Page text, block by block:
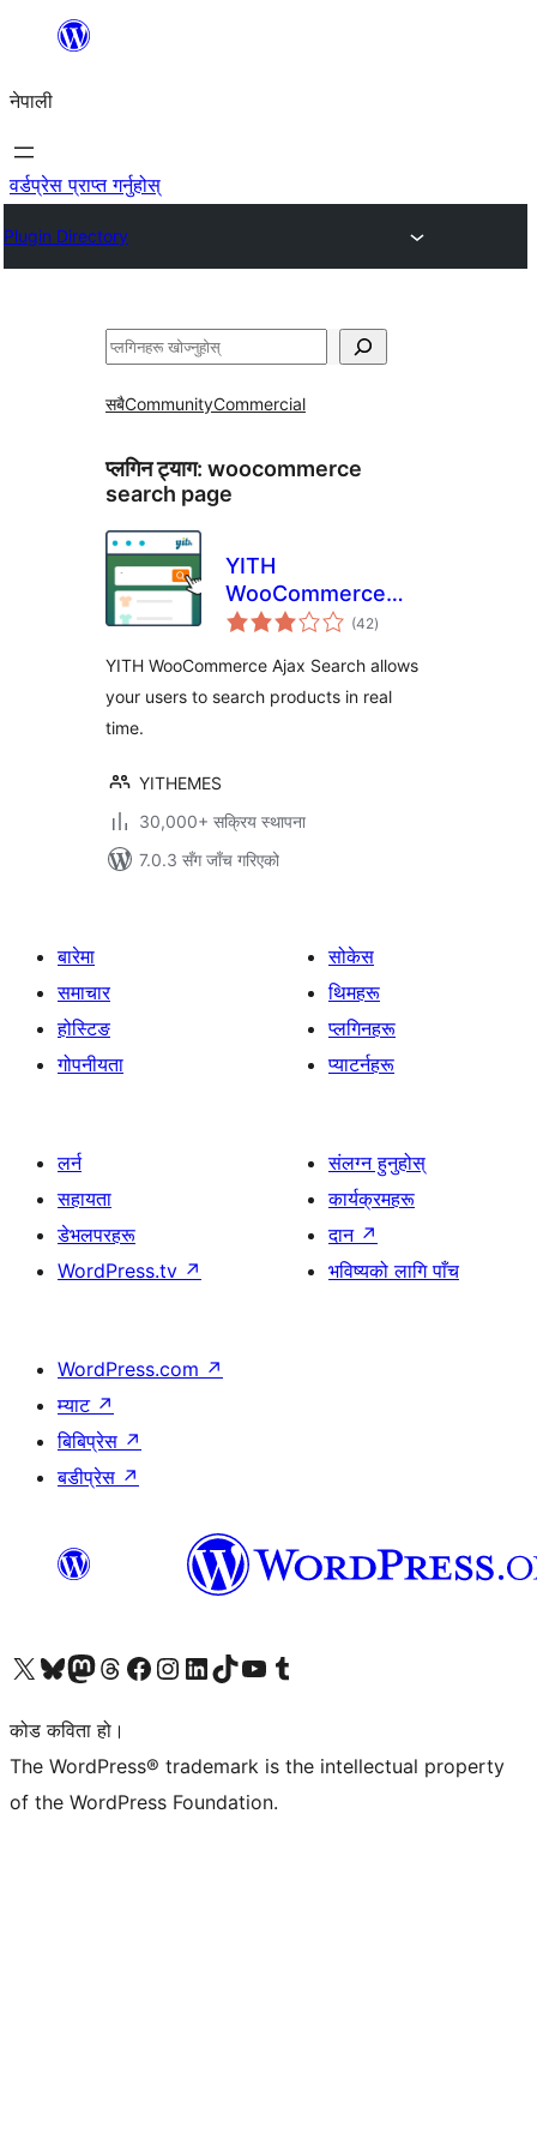
सामग्रीमा
नेपाली
वर्डप्रेस प्राप्त गर्नुहोस्
Plugin Directory
खोज्नुहोस्
सबैCommunityCommercial
प्लगिन ट्याग: woocommerce
search page
YITH
WooCommerce
Ajax Search (42कुल
रेटिङ्गहरू
)
YITH WooCommerce Ajax Search allows
your users to search products in real
time.
YITHEMES
30,000+ सक्रिय स्थापना
7.0.3 सँग जाँच गरिएको
बारेमा
समाचार
होस्टिङ
गोपनीयता
सोकेस
थिमहरू
प्लगिनहरू
प्याटर्नहरू
लर्न
सहायता
डेभलपरहरू
WordPress.tv ↗
संलग्न हुनुहोस्
कार्यक्रमहरू
दान ↗
भविष्यको लागि पाँच
WordPress.com ↗
म्याट ↗
बिबिप्रेस ↗
बडीप्रेस ↗
हाम्रो X (पहिले ट्विटर) खातामा जानुहोस्
हाम्रो Bluesky खाता भ्रमण गर्नुहोस्
हाम्रो म्यास्टोडन खाता भ्रमण गर्नुहोस्
हाम्रो थ्रेड्स खातामा जानुहोस्
हाम्रो फेसबुक पेजमा जानुहोस्
हाम्रो इन्स्टाग्राम खातामा जानुहोस्
हाम्रो लिङ्क्डइन खातामा जानुहोस्
हाम्रो TikTok खाता भ्रमण गर्नुहोस्
हाम्रो युट्युब च्यानलमा जानुहोस्
हाम्रो टम्बलर खाता भ्रमण गर्नुहोस्
कोड कविता हो।
The WordPress® trademark is the intellectual property
of the WordPress Foundation.